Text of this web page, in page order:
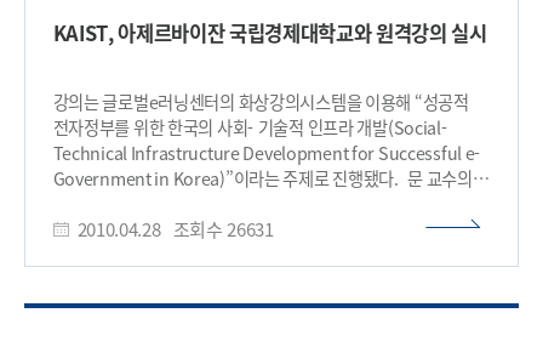
지속되어 몽골의 드넓은 지역에 스마트 팜이 확산되길 희망하며,
KAIST, 아제르바이잔 국립경제대학교와 원격강의 실시
강의는 글로벌e러닝센터의 화상강의시스템을 이용해 “성공적
전자정부를 위한 한국의 사회- 기술적 인프라 개발(Social-
Technical Infrastructure Development for Successful e-
Government in Korea)”이라는 주제로 진행됐다. 문 교수의
우리학교와 아제르바이잔 현지 강의실을 서로 연결하여 대형
효과(Overview of e-Government and Its Economic
2010.04.28 조회수 26631